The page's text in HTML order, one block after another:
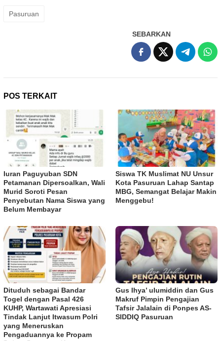
Pasuruan
SEBARKAN
POS TERKAIT
Iuran Paguyuban SDN
Petamanan Dipersoalkan, Wali
Murid Soroti Pesan
Penyebutan Nama Siswa yang
Belum Membayar
Siswa TK Muslimat NU Unsur
Kota Pasuruan Lahap Santap
MBG, Semangat Belajar Makin
Menggebu!
Dituduh sebagai Bandar
Togel dengan Pasal 426
KUHP, Wartawati Apresiasi
Tindak Lanjut Itwasum Polri
yang Meneruskan
Pengaduannya ke Propam
Gus Ihya’ ulumiddin dan Gus
Makruf Pimpin Pengajian
Tafsir Jalalain di Ponpes AS-
SIDDIQ Pasuruan